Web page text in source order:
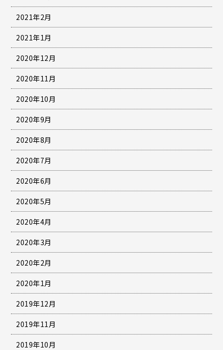
2021年2月
2021年1月
2020年12月
2020年11月
2020年10月
2020年9月
2020年8月
2020年7月
2020年6月
2020年5月
2020年4月
2020年3月
2020年2月
2020年1月
2019年12月
2019年11月
2019年10月